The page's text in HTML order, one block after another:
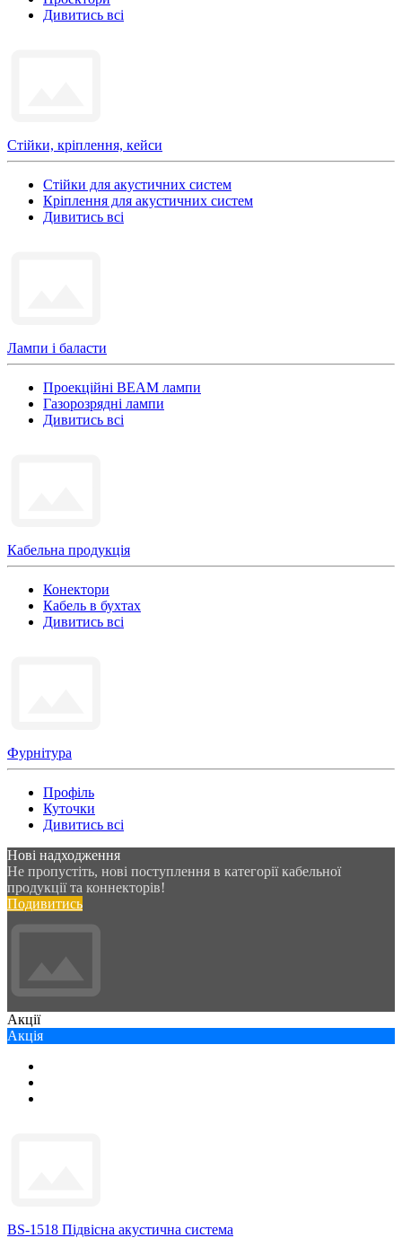
Дивитись всі
Стійки, кріплення, кейси
Стійки для акустичних систем
Кріплення для акустичних систем
Дивитись всі
Лампи і баласти
Проекційні BEAM лампи
Газорозрядні лампи
Дивитись всі
Кабельна продукція
Конектори
Кабель в бухтах
Дивитись всі
Фурнітура
Профіль
Куточки
Дивитись всі
Нові надходження
Не пропустіть, нові поступлення в категорії кабельної
продукції та коннекторів!
Подивитись
Акції
Акція
BS-1518 Підвісна акустична система